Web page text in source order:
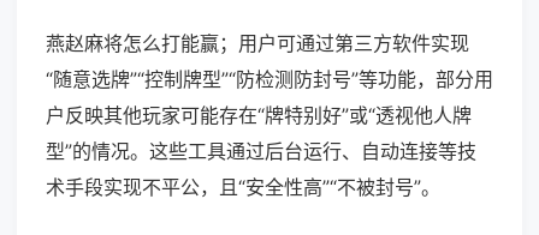
燕赵麻将怎么打能赢；用户可通过第三方软件实现
“随意选牌”“控制牌型”“防检测防封号”等功能，部分用
户反映其他玩家可能存在“牌特别好”或“透视他人牌
型”的情况。这些工具通过后台运行、自动连接等技
术手段实现不平公，且“安全性高”“不被封号”。